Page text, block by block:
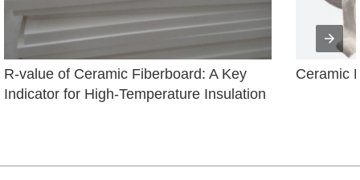
R-value of Ceramic Fiberboard: A Key
Indicator for High-Temperature Insulation
Ceramic